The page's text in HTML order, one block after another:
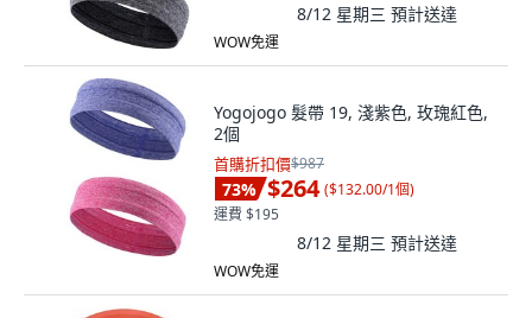
8/12 星期三 預計送達
WOW免運
Yogojogo 髮帶 19, 淺紫色, 玫瑰紅色,
2個
首購折扣價$987
73% $264 ($132.00/1個)
運費 $195
8/12 星期三 預計送達
WOW免運